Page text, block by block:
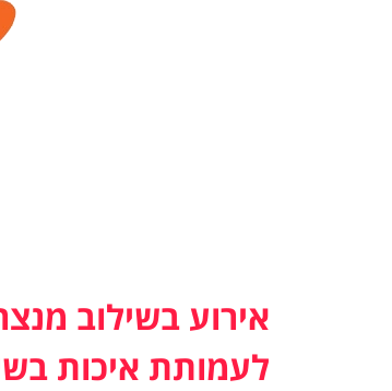
אירוע בשילוב
לעמותת איכות